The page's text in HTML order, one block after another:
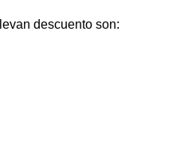
descuento son: